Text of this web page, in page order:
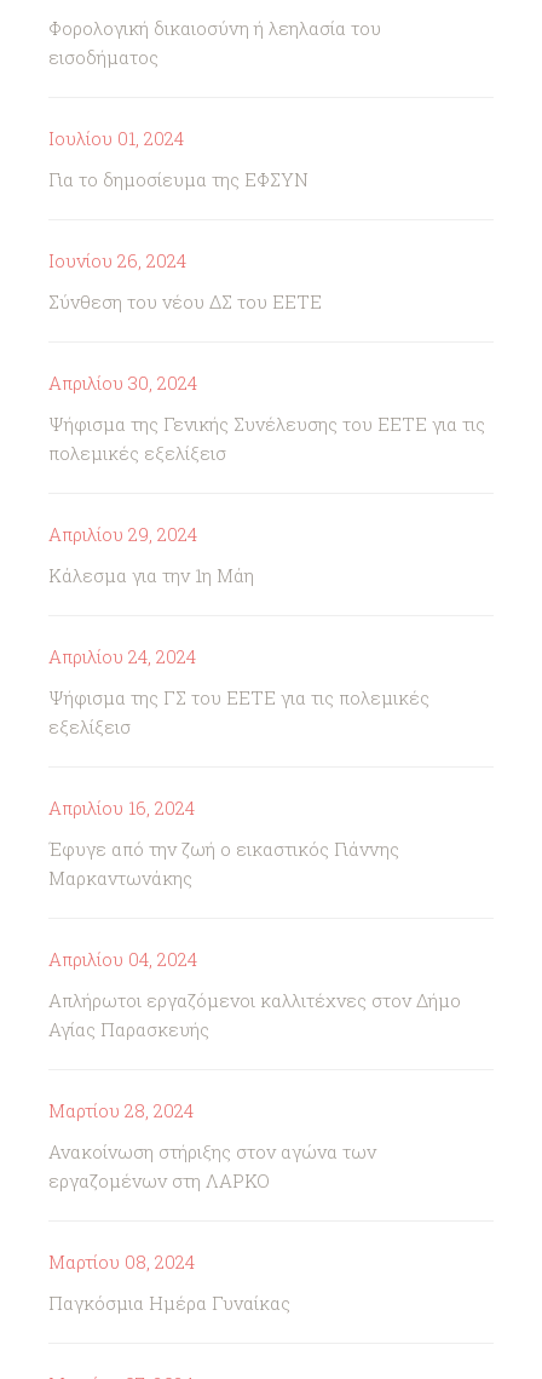
Φορολογική δικαιοσύνη ή λεηλασία του
εισοδήματος
Ιουλίου 01, 2024
Για το δημοσίευμα της ΕΦΣΥΝ
Ιουνίου 26, 2024
Σύνθεση του νέου ΔΣ του ΕΕΤΕ
Απριλίου 30, 2024
Ψήφισμα της Γενικής Συνέλευσης του ΕΕΤΕ για τις
πολεμικές εξελίξεισ
Απριλίου 29, 2024
Κάλεσμα για την 1η Μάη
Απριλίου 24, 2024
Ψήφισμα της ΓΣ του ΕΕΤΕ για τις πολεμικές
εξελίξεισ
Απριλίου 16, 2024
Έφυγε από την ζωή ο εικαστικός Γιάννης
Μαρκαντωνάκης
Απριλίου 04, 2024
Απλήρωτοι εργαζόμενοι καλλιτέχνες στον Δήμο
Αγίας Παρασκευής
Μαρτίου 28, 2024
Ανακοίνωση στήριξης στον αγώνα των
εργαζομένων στη ΛΑΡΚΟ
Μαρτίου 08, 2024
Παγκόσμια Ημέρα Γυναίκας